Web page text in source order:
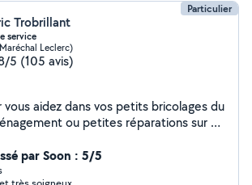
Particulier
Trobrillant
service
Leclerc)
5 (105 avis)
vous aidez dans vos petits bricolages du
ou petites réparations sur un
par Soon : 5/5